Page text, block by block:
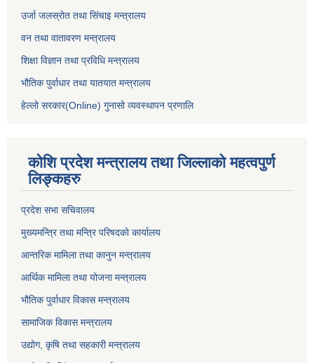
उर्जा जलस्रोत तथा सिंचाइ मन्‍त्रालय
वन तथा वातावरण मन्त्रालय
शिक्षा विज्ञान तथा प्रविधि मन्त्रालय
भौतिक पुर्वाधार तथा यातयात मन्त्रालय
हेल्लो सरकार(Online) गुनासो व्यवस्थापन प्रणालि
कोशि प्रदेश मन्त्रालय तथा जिल्लाको महत्वपुर्ण
लिङ्कहरु
प्रदेश सभा सचिवालय
मुख्यमन्त्रि तथा मन्त्रि परिषदको कार्यालय
आन्तरिक मामिला तथा कानुन मन्त्रालय
आर्थिक मामिला तथा योजना मन्त्रालय
भौतिक पुर्वाधार विकास मन्त्रालय
सामाजिक विकास मन्त्रालय
उद्योग, कृषि तथा सहकारी मन्त्रालय